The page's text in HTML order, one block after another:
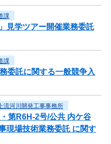
課
見学ツアー開催業務委託
課
委託に関する一般競争入
流河川開発工事事務所
第R6H-2号/公共 内ケ谷
現場技術業務委託 に関す